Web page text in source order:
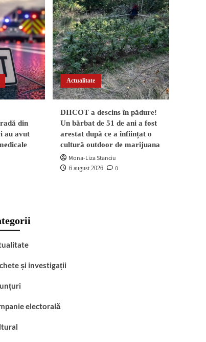
4
din Găești. Ambii șoferi
au avut nevoie de îngrijiri
medicale
5
Actualitate
DIICOT a descins în
pădure! Un bărbat de 51
de ani a fost arestat după
ce a înființat o cultură
Actualitate
Doliu în administrația
neființă Radu Gheorghe,
fost primar la Râmnicu
2
din
au avut
Actualitate
DIICOT a descins în pădure!
Un bărbat de 51 de ani a fost
arestat după ce a înființat o
cultură outdoor de marijuana
Mona-Liza Stanciu
6 august 2026 0
și investigații
electorală